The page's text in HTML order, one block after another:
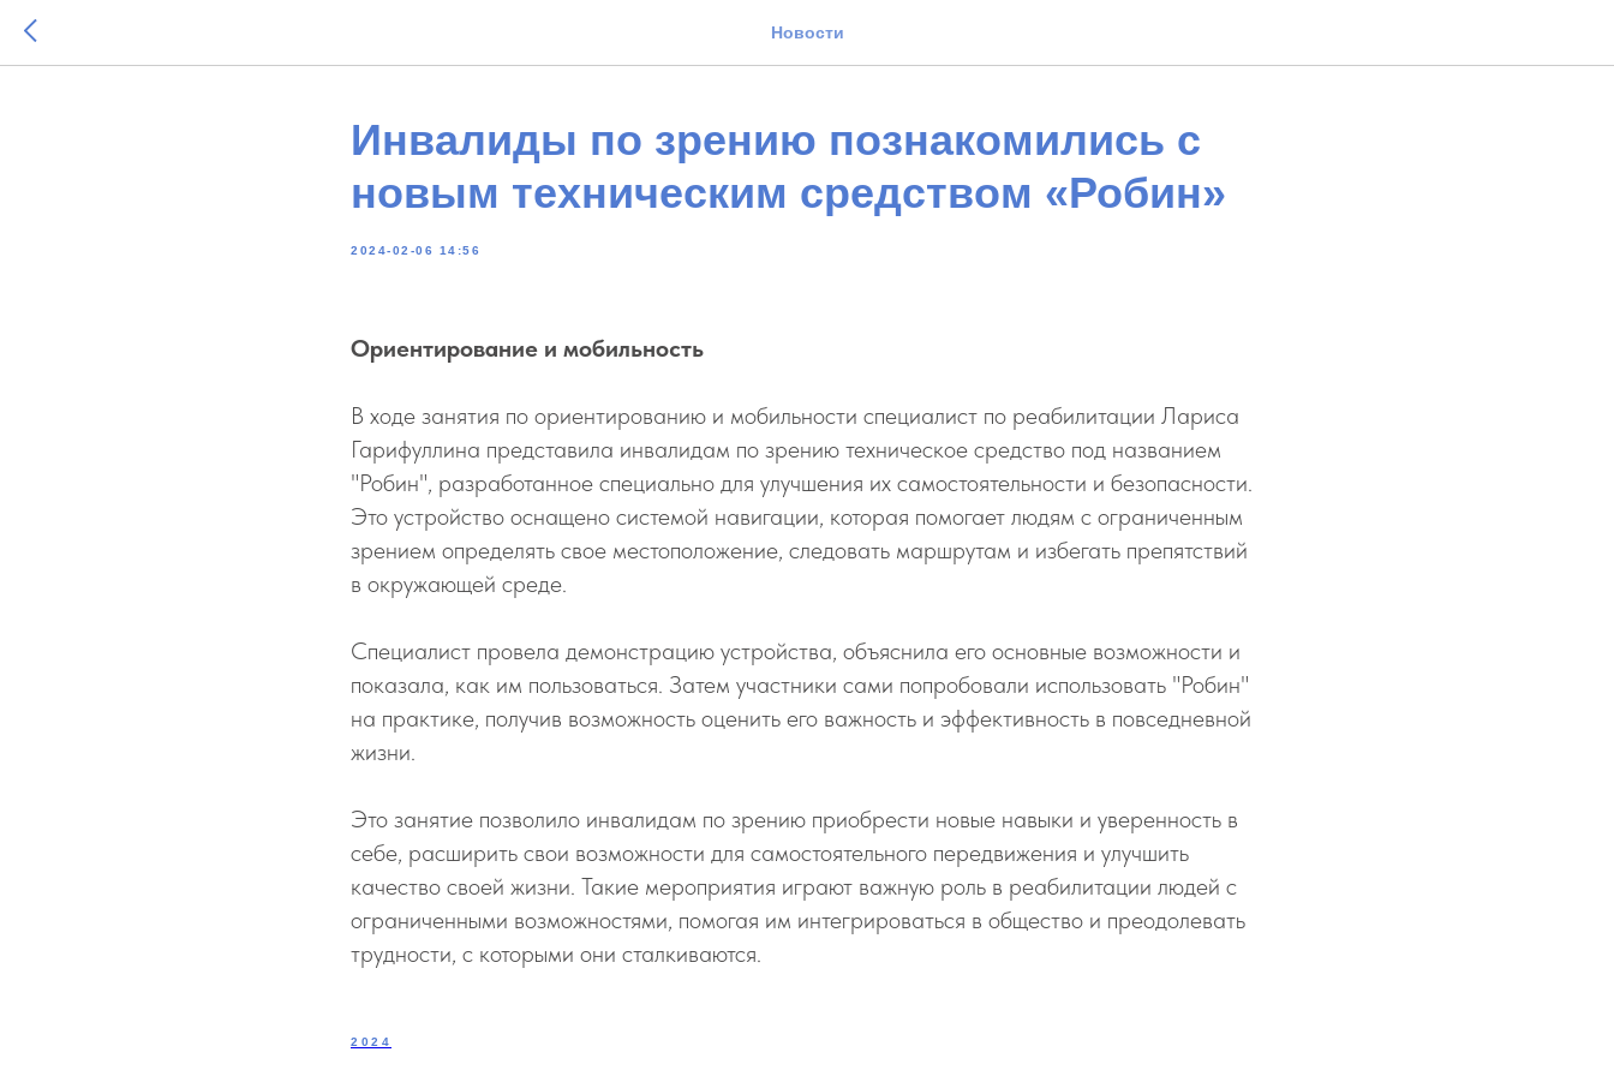
Новости
Инвалиды по зрению познакомились с
новым техническим средством «Робин»
2024-02-06 14:56
Ориентирование и мобильность
В ходе занятия по ориентированию и мобильности специалист по реабилитации Лариса
Гарифуллина представила инвалидам по зрению техническое средство под названием
"Робин", разработанное специально для улучшения их самостоятельности и безопасности.
Это устройство оснащено системой навигации, которая помогает людям с ограниченным
зрением определять свое местоположение, следовать маршрутам и избегать препятствий
в окружающей среде.
Специалист провела демонстрацию устройства, объяснила его основные возможности и
показала, как им пользоваться. Затем участники сами попробовали использовать "Робин"
на практике, получив возможность оценить его важность и эффективность в повседневной
жизни.
Это занятие позволило инвалидам по зрению приобрести новые навыки и уверенность в
себе, расширить свои возможности для самостоятельного передвижения и улучшить
качество своей жизни. Такие мероприятия играют важную роль в реабилитации людей с
ограниченными возможностями, помогая им интегрироваться в общество и преодолевать
трудности, с которыми они сталкиваются.
2024